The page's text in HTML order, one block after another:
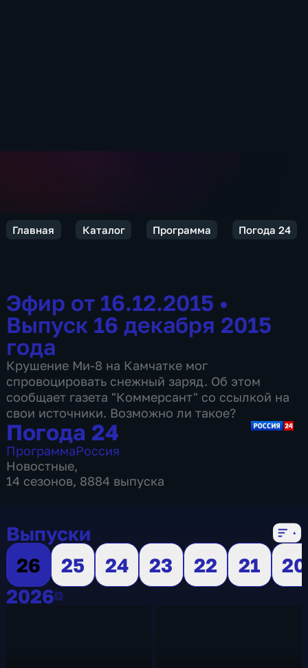
Главная Каталог Программа Погода 24
Эфир от 16.12.2015 •
Выпуск 16 декабря 2015
года
Крушение Ми-8 на Камчатке мог
спровоцировать снежный заряд. Об этом
сообщает газета "Коммерсант" со ссылкой на
свои источники. Возможно ли такое?
Погода 24
ПрограммаРоссия
Новостные,
14 сезонов, 8884 выпуска
Выпуски
26
25 24 23 22 21
20
20262026